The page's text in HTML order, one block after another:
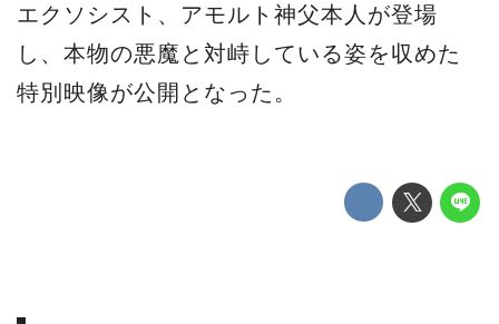
エクソシスト、アモルト神父本人が登場
し、本物の悪魔と対峙している姿を収めた
特別映像が公開となった。